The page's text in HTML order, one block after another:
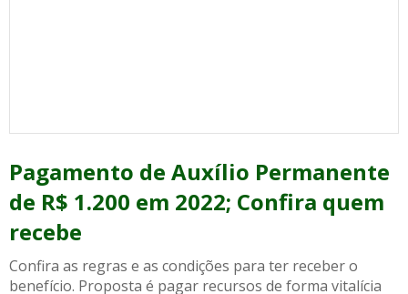
Pagamento de Auxílio Permanente
de R$ 1.200 em 2022; Confira quem
recebe
Confira as regras e as condições para ter receber o
benefício. Proposta é pagar recursos de forma vitalícia